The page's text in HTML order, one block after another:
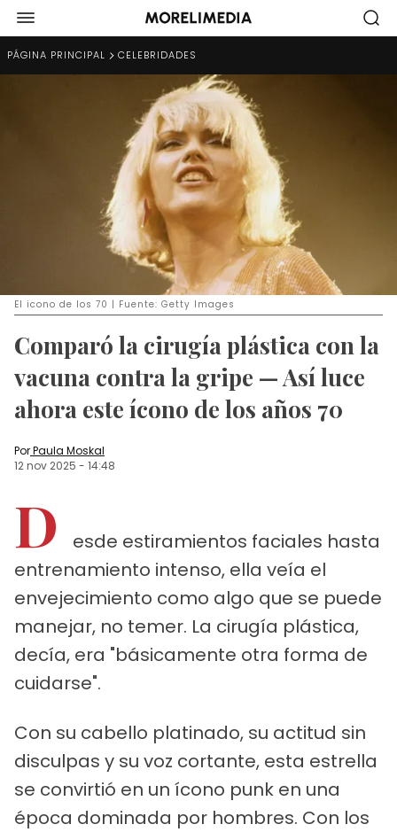
PÁGINA PRINCIPAL CELEBRIDADES
El icono de los 70 | Fuente: Getty Images
Comparó la cirugía plástica con la
vacuna contra la gripe — Así luce
ahora este ícono de los años 70
PorPaula Moskal
12 nov 2025 - 14:48
D
esde estiramientos faciales hasta
entrenamiento intenso, ella veía el
envejecimiento como algo que se puede
manejar, no temer. La cirugía plástica,
decía, era "básicamente otra forma de
cuidarse".
Con su cabello platinado, su actitud sin
disculpas y su voz cortante, esta estrella
se convirtió en un ícono punk en una
época dominada por hombres. Con los